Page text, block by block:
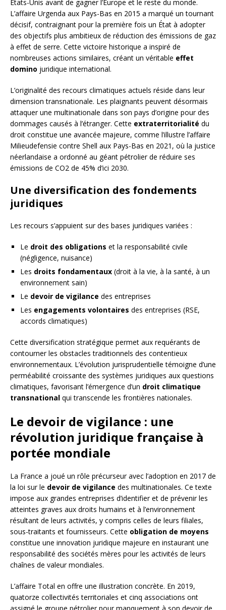
États-Unis avant de gagner l’Europe et le reste du monde.
L’affaire Urgenda aux Pays-Bas en 2015 a marqué un tournant
décisif, contraignant pour la première fois un État à adopter
des objectifs plus ambitieux de réduction des émissions de gaz
à effet de serre. Cette victoire historique a inspiré de
nombreuses actions similaires, créant un véritable effet
domino juridique international.
L’originalité des recours climatiques actuels réside dans leur
dimension transnationale. Les plaignants peuvent désormais
attaquer une multinationale dans son pays d’origine pour des
dommages causés à l’étranger. Cette extraterritorialité du
droit constitue une avancée majeure, comme l’illustre l’affaire
Milieudefensie contre Shell aux Pays-Bas en 2021, où la justice
néerlandaise a ordonné au géant pétrolier de réduire ses
émissions de CO2 de 45% d’ici 2030.
Une diversification des fondements
juridiques
Les recours s’appuient sur des bases juridiques variées :
Le droit des obligations et la responsabilité civile
(négligence, nuisance)
Les droits fondamentaux (droit à la vie, à la santé, à un
environnement sain)
Le devoir de vigilance des entreprises
Les engagements volontaires des entreprises (RSE,
accords climatiques)
Cette diversification stratégique permet aux requérants de
contourner les obstacles traditionnels des contentieux
environnementaux. L’évolution jurisprudentielle témoigne d’une
perméabilité croissante des systèmes juridiques aux questions
climatiques, favorisant l’émergence d’un droit climatique
transnational qui transcende les frontières nationales.
Le devoir de vigilance : une
révolution juridique française à
portée mondiale
La France a joué un rôle précurseur avec l’adoption en 2017 de
la loi sur le devoir de vigilance des multinationales. Ce texte
impose aux grandes entreprises d’identifier et de prévenir les
atteintes graves aux droits humains et à l’environnement
résultant de leurs activités, y compris celles de leurs filiales,
sous-traitants et fournisseurs. Cette obligation de moyens
constitue une innovation juridique majeure en instaurant une
responsabilité des sociétés mères pour les activités de leurs
chaînes de valeur mondiales.
L’affaire Total en offre une illustration concrète. En 2019,
quatorze collectivités territoriales et cinq associations ont